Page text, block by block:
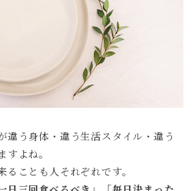
違う身体・違う生活スタイル・違う
よね。
ことも人それぞれです。